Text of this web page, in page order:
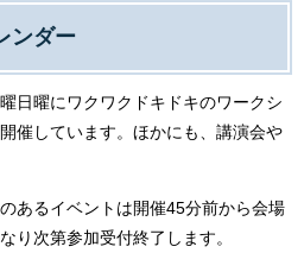
ンダー
日曜にワクワクドキドキのワークシ
催しています。ほかにも、講演会や
あるイベントは開催45分前から会場
り次第参加受付終了します。